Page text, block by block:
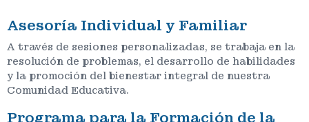
Asesoría Individual y Familiar
A través de sesiones personalizadas, se trabaja en la
resolución de problemas, el desarrollo de habilidades
y la promoción del bienestar integral de nuestra
Comunidad Educativa.
Programa para la Formación de la